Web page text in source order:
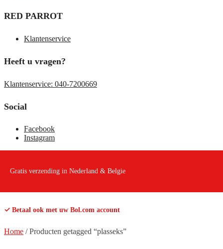
RED PARROT
Klantenservice
Heeft u vragen?
Klantenservice: 040-7200669
Social
Facebook
Instagram
Gratis verzending in Nederland & Belgie
✓ Betaal ook met uw Bol.com account
Home /Producten getagged “plasseks”